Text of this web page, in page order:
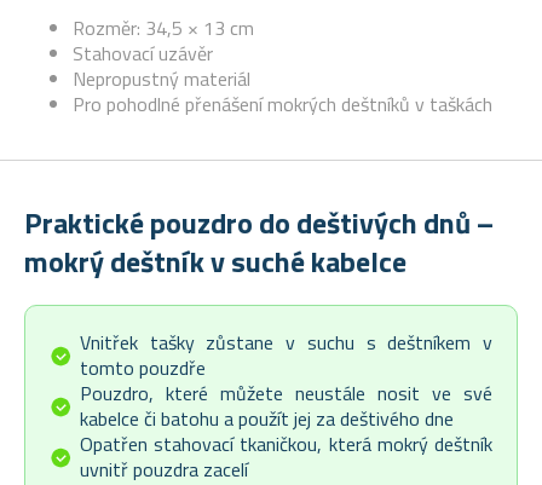
Rozměr: 34,5 × 13 cm
Stahovací uzávěr
Nepropustný materiál
Pro pohodlné přenášení mokrých deštníků v taškách
Praktické pouzdro do deštivých dnů –
mokrý deštník v suché kabelce
Vnitřek tašky zůstane v suchu s deštníkem v
tomto pouzdře
Pouzdro, které můžete neustále nosit ve své
kabelce či batohu a použít jej za deštivého dne
Opatřen stahovací tkaničkou, která mokrý deštník
uvnitř pouzdra zacelí